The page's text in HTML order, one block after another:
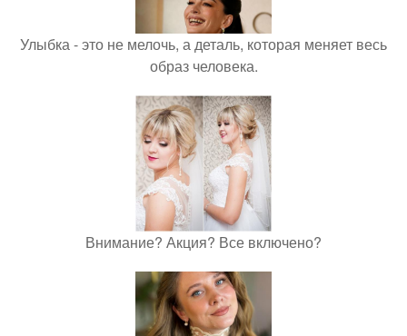
Улыбка - это не мелочь, а деталь, которая меняет весь
образ человека.
Внимание? Акция? Все включено?